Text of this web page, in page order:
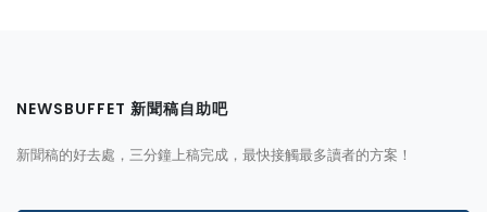
NEWSBUFFET 新聞稿自助吧
新聞稿的好去處，三分鐘上稿完成，最快接觸最多讀者的方案！